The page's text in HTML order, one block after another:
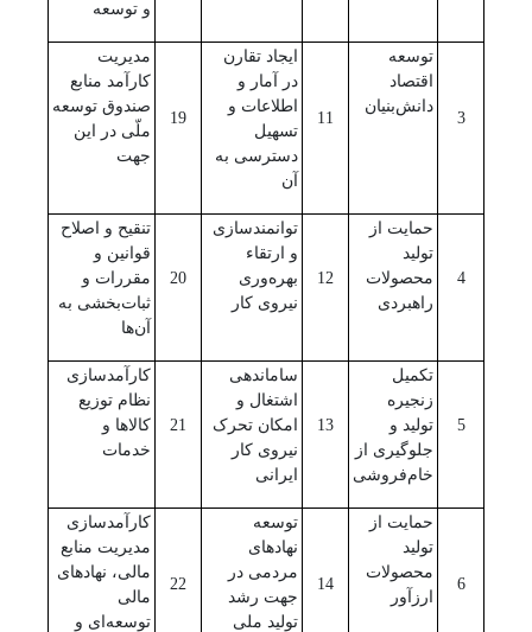
و توسعه
3
توسعه
اقتصاد
دانش‌بنیان
11
ایجاد تقارن
‌در آمار و
اطلاعات و
تسهیل
دسترسی به
آن
19
مدیریت
کارآمد منابع
صندوق توسعه
ملّی در این
جهت
4
حمایت از
تولید
محصولات
راهبردی
12
توانمندسازی
و ارتقاء
بهره‌وری
نیروی کار
20
تنقیح و اصلاح
قوانین و
مقررات و
ثبات‌بخشی به
آن‌ها
5
تکمیل
زنجیره
تولید و
جلوگیری از
خام‌فروشی
13
ساماندهی
اشتغال و
امکان تحرک
نیروی کار
ایرانی
21
کارآمدسازی
نظام توزیع
کالاها و
خدمات
6
حمایت از
تولید
محصولات
ارزآور
14
توسعه
نهادهای
مردمی در
جهت رشد
تولید ملی
22
کارآمدسازی
مدیریت منابع
مالی، نهادهای
مالی
توسعه‌ای و